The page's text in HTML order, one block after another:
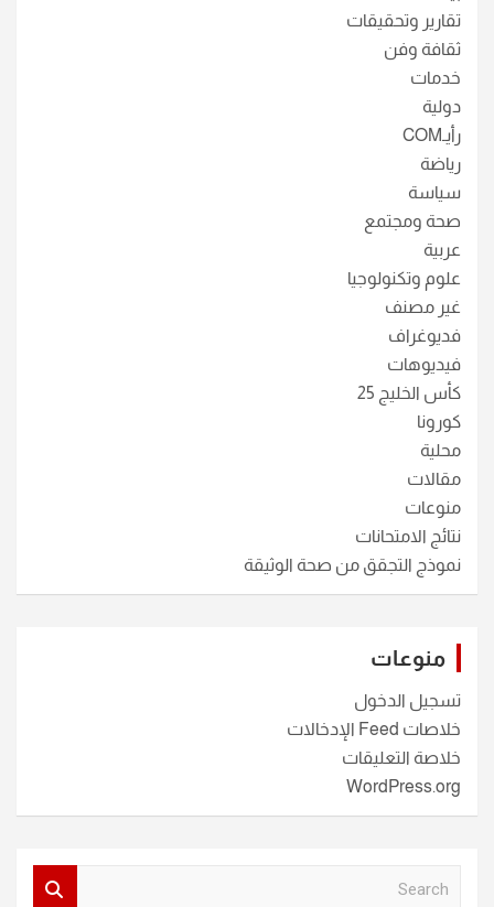
تقارير وتحقيقات
ثقافة وفن
خدمات
دولية
رأيـCOM
رياضة
سياسة
صحة ومجتمع
عربية
علوم وتكنولوجيا
غير مصنف
فديوغراف
فيديوهات
كأس الخليج 25
كورونا
محلية
مقالات
منوعات
نتائج الامتحانات
نموذج التجقق من صحة الوثيقة
منوعات
تسجيل الدخول
خلاصات Feed الإدخالات
خلاصة التعليقات
WordPress.org